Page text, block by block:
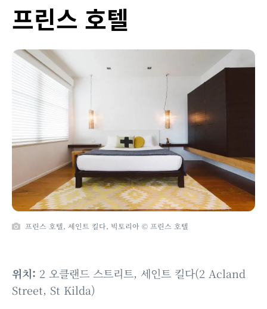
프린스 호텔
프린스 호텔, 세인트 킬다, 빅토리아 © 프린스 호텔
위치: 2 오클랜드 스트리트, 세인트 킬다(2 Acland
Street, St Kilda)